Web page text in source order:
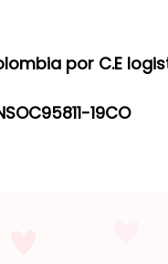
por C.E
19CO